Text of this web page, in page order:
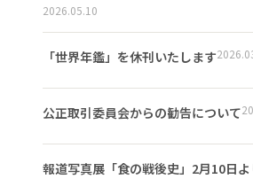
2026.05.10
「世界年鑑」を休刊いたします
公正取引委員会からの勧告について
報道写真展「食の戦後史」2月10日